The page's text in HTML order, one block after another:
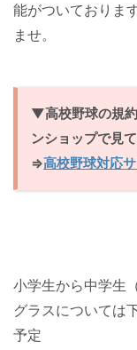
能がついておりま
ませ。
▼高校野球の規
ンショップで見
⇒高校野球対応
小学生から中学生
グラスについては
予定